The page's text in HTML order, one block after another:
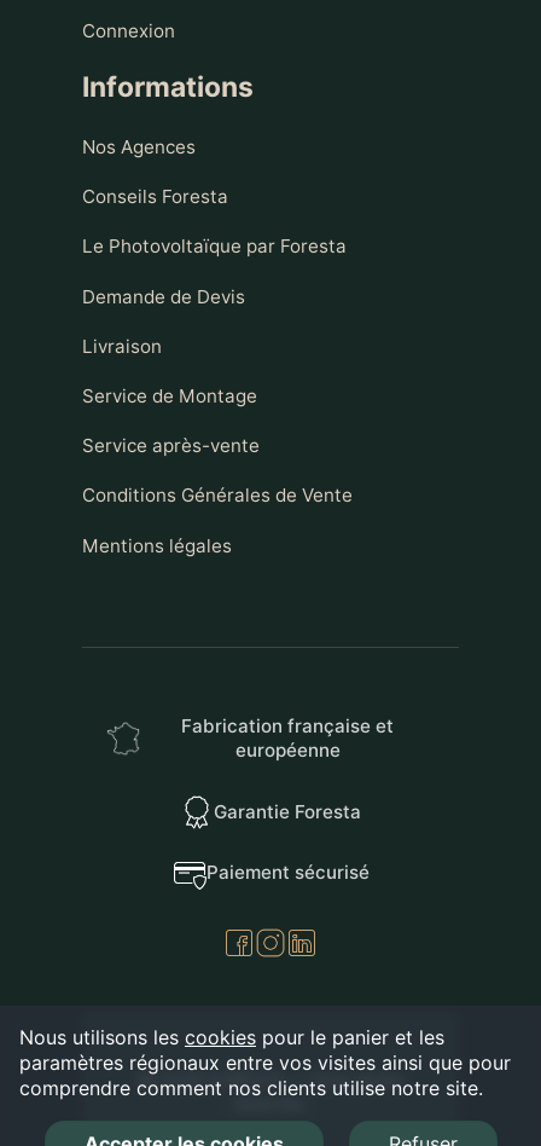
Nous utilisons les cookies pour le panier et les
paramètres régionaux entre vos visites ainsi que pour
comprendre comment nos clients utilise notre site.
Connexion
Informations
Nos Agences
Conseils Foresta
Le Photovoltaïque par Foresta
Demande de Devis
Livraison
Service de Montage
Service après-vente
Conditions Générales de Vente
Mentions légales
Fabrication française et
européenne
Garantie Foresta
Paiement sécurisé
© 2026 FORESTA — Tous droits
réservés.